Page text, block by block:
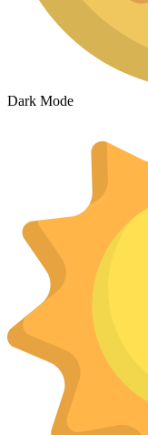
Dark Mode